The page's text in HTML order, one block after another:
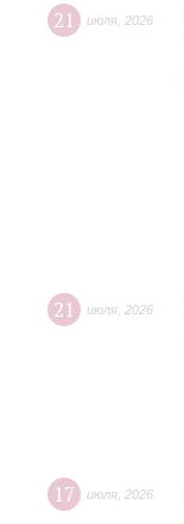
21 июля 2026
21 июля 2026
17 июля 2026